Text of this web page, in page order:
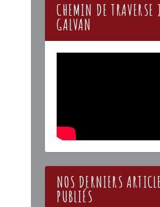
CHEMIN DE TRAVERSE
GALVAN
NOS DERNIERS
PUBLIÉS